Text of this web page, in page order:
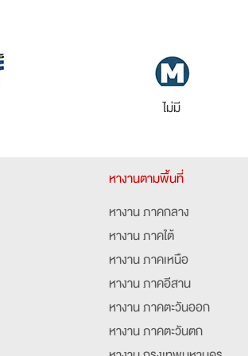
ไม่มี
หางานตามพื้นที่
หางาน ภาคกลาง
หางาน ภาคใต้
หางาน ภาคเหนือ
หางาน ภาคอีสาน
หางาน ภาคตะวันออก
หางาน ภาคตะวันตก